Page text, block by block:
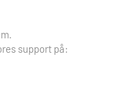
support på: